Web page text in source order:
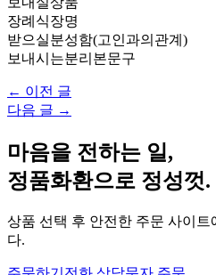
장례식장명
받으실분성함(고인과의관계)
보내시는분리본문구
← 이전 글
다음 글 →
마음을 전하는 일,
정품화환으로 정성껏.
상품 선택 후 안전한 주문 사이트
다.